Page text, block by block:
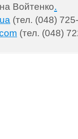
Войтенко.
(тел. (048)
(тел. (048)